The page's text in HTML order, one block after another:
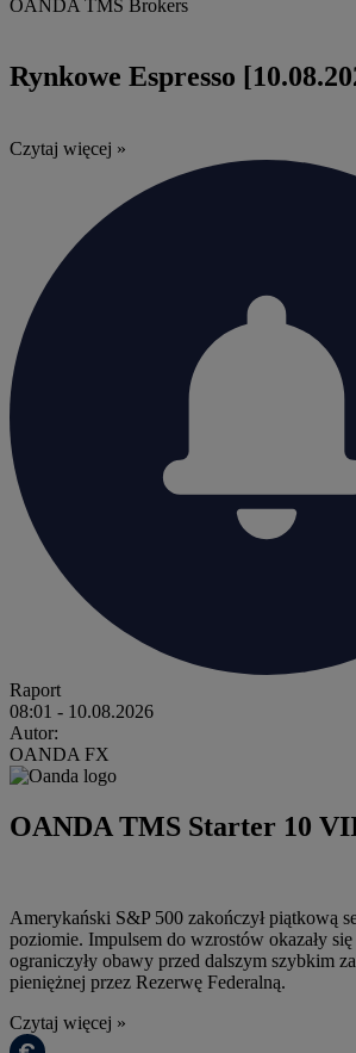
OANDA TMS Brokers
Rynkowe Espresso
Czytaj więcej »
Raport
08:01 - 10.08.2026
Autor:
OANDA FX
OANDA TMS Starter 10
Amerykański S&P 500 zakończył piątkową
poziomie. Impulsem do wzrostów okazały
ograniczyły obawy przed dalszym szybkim
pieniężnej przez Rezerwę Federalną.
Czytaj więcej »